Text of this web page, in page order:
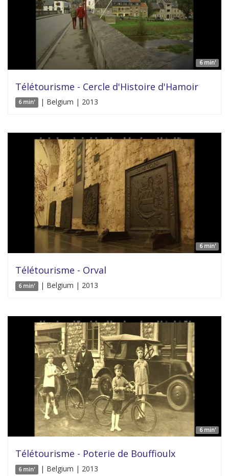
6 min'
Télétourisme - Cercle d'Histoire d'Hamoir
6 min' | Belgium | 2013
6 min'
Télétourisme - Orval
6 min' | Belgium | 2013
6 min'
Télétourisme - Poterie de Bouffioulx
6 min' | Belgium | 2013